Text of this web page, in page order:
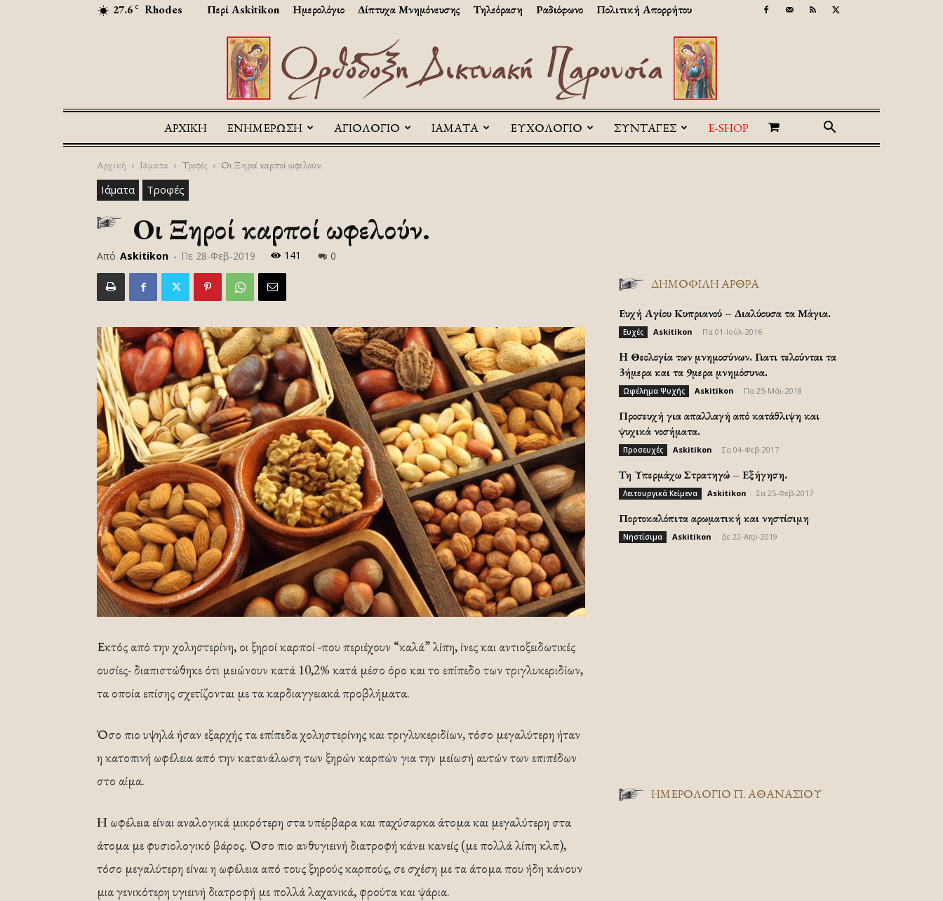
27.6 C Rhodes Περί Askitikon Ημερολόγιο Δίπτυχα Μνημόνευσης Τηλεόραση Ραδιόφωνο Πολιτική Απορρήτου
Askitikon
ΑΡΧΙΚΉ ΕΝΗΜΕΡΩΣΗ ΑΓΙΟΛΟΓΙΟ ΙΑΜΑΤΑ ΕΥΧΟΛΟΓΙΟ ΣΥΝΤΑΓΕΣ E-SHOP
Αρχική Ιάματα Τροφές Οι Ξηροί καρποί ωφελούν.
Ιάματα Τροφές
Οι Ξηροί καρποί ωφελούν.
Από Askitikon - Πε 28-Φεβ-2019 141 0
Εκτός από την χοληστερίνη, οι ξηροί καρποί -που περιέχουν “καλά” λίπη, ίνες και αντιοξειδωτικές
ουσίες- διαπιστώθηκε ότι μειώνουν κατά 10,2% κατά μέσο όρο και το επίπεδο των τριγλυκεριδίων,
τα οποία επίσης σχετίζονται με τα καρδιαγγειακά προβλήματα.
Όσο πιο υψηλά ήσαν εξαρχής τα επίπεδα χοληστερίνης και τριγλυκεριδίων, τόσο μεγαλύτερη ήταν
η κατοπινή ωφέλεια από την κατανάλωση των ξηρών καρπών για την μείωσή αυτών των επιπέδων
στο αίμα.
Η ωφέλεια είναι αναλογικά μικρότερη στα υπέρβαρα και παχύσαρκα άτομα και μεγαλύτερη στα
άτομα με φυσιολογικό βάρος. Όσο πιο ανθυγιεινή διατροφή κάνει κανείς (με πολλά λίπη κλπ),
τόσο μεγαλύτερη είναι η ωφέλεια από τους ξηρούς καρπούς, σε σχέση με τα άτομα που ήδη κάνουν
μια γενικότερη υγιεινή διατροφή με πολλά λαχανικά, φρούτα και ψάρια.
ΔΗΜΟΦΙΛΗ ΑΡΘΡΑ
Ευχή Αγίου Κυπριανού – Διαλύουσα τα Μάγια.
Ευχές Askitikon Πα 01-Ιούλ-2016
H Θεολογία των μνημοσύνων. Γιατι τελούνται τα
3ήμερα και τα 9μερα μνημόσυνα.
Ωφέλημα Ψυχής Askitikon Πα 25-Μάι-2018
Προσευχή για απαλλαγή από κατάθλιψη και
ψυχικά νοσήματα.
Προσευχές Askitikon Σα 04-Φεβ-2017
Τη Υπερμάχω Στρατηγώ – Εξήγηση.
Λειτουργικά Κείμενα Askitikon Σα 25-Φεβ-2017
Πορτοκαλόπιτα αρωματική και νηστίσιμη
Νηστίσιμα Askitikon Δε 22-Απρ-2019
ΗΜΕΡΟΛΟΓΙΟ Π. ΑΘΑΝΑΣΙΟΥ